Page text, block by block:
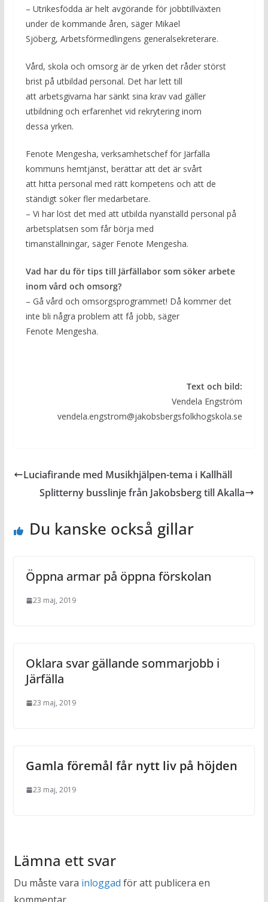
– Utrikesfödda är helt avgörande för jobbtillväxten
under de kommande åren, säger Mikael
Sjöberg, Arbetsförmedlingens generalsekreterare.
Vård, skola och omsorg är de yrken det råder störst
brist på utbildad personal. Det har lett till
att arbetsgivarna har sänkt sina krav vad gäller
utbildning och erfarenhet vid rekrytering inom
dessa yrken.
Fenote Mengesha, verksamhetschef för Järfälla
kommuns hemtjänst, berättar att det är svårt
att hitta personal med rätt kompetens och att de
ständigt söker fler medarbetare.
– Vi har löst det med att utbilda nyanställd personal på
arbetsplatsen som får börja med
timanställningar, säger Fenote Mengesha.
Vad har du för tips till Järfällabor som söker arbete
inom vård och omsorg?
– Gå vård och omsorgsprogrammet! Då kommer det
inte bli några problem att få jobb, säger
Fenote Mengesha.
Text och bild:
Vendela Engström
vendela.engstrom@jakobsbergsfolkhogskola.se
Luciafirande med Musikhjälpen-tema i Kallhäll
Splitterny busslinje från Jakobsberg till Akalla
Du kanske också gillar
Öppna armar på öppna förskolan
23 maj, 2019
Oklara svar gällande sommarjobb i
Järfälla
23 maj, 2019
Gamla föremål får nytt liv på höjden
23 maj, 2019
Lämna ett svar
Du måste vara inloggad för att publicera en